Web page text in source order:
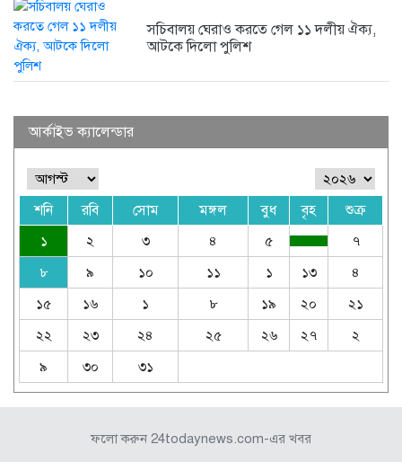
সচিবালয় ঘেরাও করতে গেল ১১ দলীয় ঐক্য,
আটকে দিলো পুলিশ
আর্কাইভ ক্যালেন্ডার
শনি রবি সোম মঙ্গল বুধ বৃহ শুক্র
১ ২ ৩ ৪ ৫
৭
৮
৯ ১০ ১১ ১ ১৩
৪
১৫
১৬ ১ ৮ ১৯ ২০
২১
২২
২৩ ২৪ ২৫ ২৬ ২৭
২
৯
৩০ ৩১
ফলো করুন 24todaynews.com-এর খবর